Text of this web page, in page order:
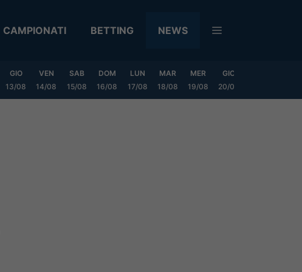
CAMPIONATI BETTING NEWS
GIO
13/08
VEN
14/08
SAB
15/08
DOM
16/08
LUN
17/08
MAR
18/08
MER
19/08
GIO
20/08